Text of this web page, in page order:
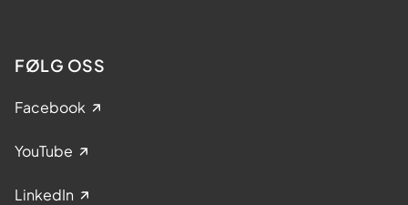
FØLG OSS
Facebook
YouTube
LinkedIn